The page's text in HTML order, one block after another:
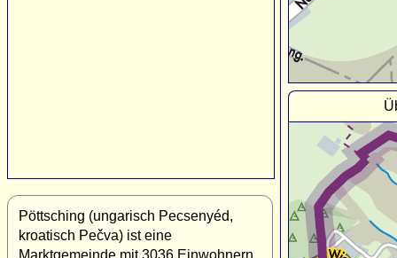
Pöttsching (ungarisch Pecsenyéd,
kroatisch Pečva) ist eine
Marktgemeinde mit 3036 Einwohnern